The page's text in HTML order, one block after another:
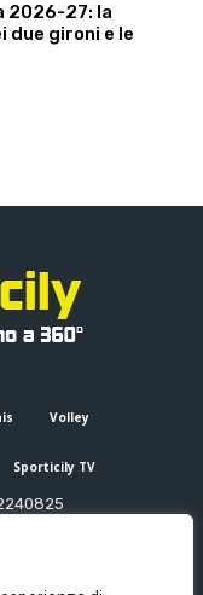
2026-27: la
due gironi e le
Volley
Sporticily TV
Cammuca | Registro